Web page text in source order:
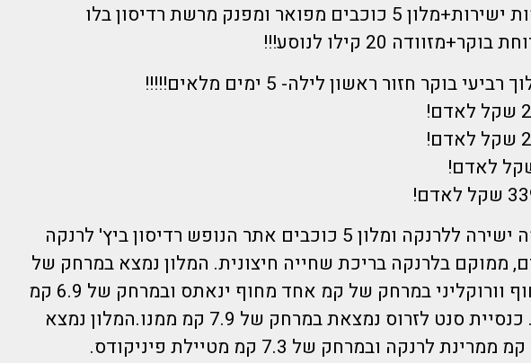
הדיל כולל טיסות ישירות+מלון 5 כוכבים מפואר ומפנק מרשת רדיסון בלו
20 קילו לנוסע!!!
הדיל כולל טיסה ישירה ללרנקה ומלון 5 כוכבים אתר הנופש רדיסון ביץ' לרנקה
5 כוכבים, ממוקם בלרנקה בריכת שחייה חיצונית. המלון נמצא במרחק של
500 מטרים מחוף וורוקליני במרחק של קמ אחד מחוף ינאתס ובמרחק של 6.9 קמ
מכיכר אירופה. כנסיית סנט לזרוס נמצאת במרחק של 7.9 קמ ממנו.המלון נמצא